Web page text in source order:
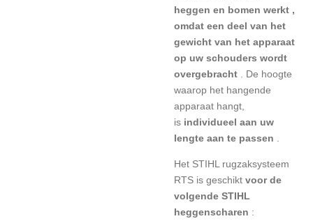
heggen en bomen werkt ,
omdat een deel van het
gewicht van het apparaat
op uw schouders wordt
overgebracht
. De hoogte
waarop het hangende
apparaat hangt,
is individueel aan uw
lengte aan te passen
Het STIHL rugzaksysteem
RTS is geschikt voor de
volgende STIHL
heggenscharen :